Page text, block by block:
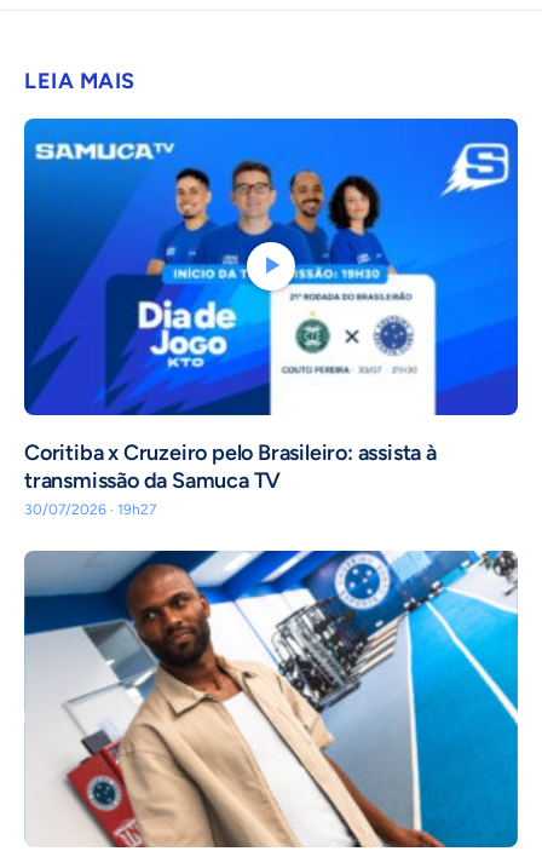
LEIA MAIS
Coritiba x Cruzeiro pelo Brasileiro: assista à
transmissão da Samuca TV
30/07/2026 · 19h27